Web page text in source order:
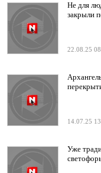
Не для
закрыли
22.08.25
14.07.25
Уже